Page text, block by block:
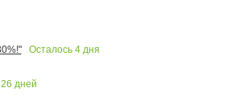
Осталось 4дня
26 дней